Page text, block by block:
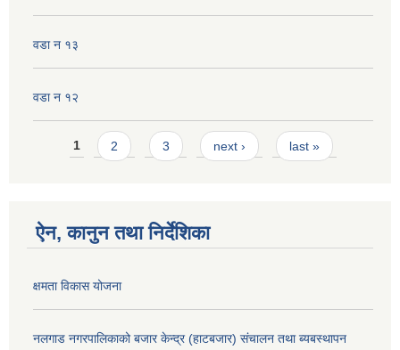
वडा न १३
वडा न १२
Pages
1 2 3 next › last »
ऐन, कानुन तथा निर्देशिका
क्षमता विकास योजना
नलगाड नगरपालिकाको बजार केन्द्र (हाटबजार) संचालन तथा ब्यबस्थापन